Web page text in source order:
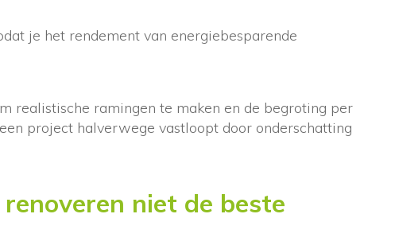
je het rendement van energiebesparende
realistische ramingen te maken en de begroting per
project halverwege vastloopt door onderschatting
niet de beste